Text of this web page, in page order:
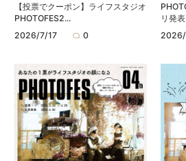
【投票でクーポン】ライフスタジオ
PHOTOFES2...
2026/7/17
0
リ発